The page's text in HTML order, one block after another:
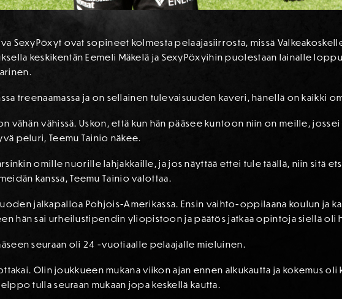
SexyPöxyt ovat sopineet kolmesta pelaajasiirrosta, missä
keskikentän Eemeli Mäkelä ja SexyPöxyihin puolestaan lainalle
treenaamassa ja on sellainen tulevaisuuden kaveri, hänellä on kaikki
vähän vähissä. Uskon, että kun hän pääsee kuntoon niin on meille,
peluri, Teemu Tainio näkee.
omille nuorille lahjakkaille, ja jos näyttää ettei tule täällä, niin sitä
kanssa, Teemu Tainio valottaa.
jalkapalloa Pohjois-Amerikassa. Ensin vaihto-oppilaana koulun ja
hän sai urheilustipendin yliopistoon ja päätös jatkaa opintoja siellä oli
seuraan oli 24 -vuotiaalle pelaajalle mieluinen.
Olin joukkueen mukana viikon ajan ennen alkukautta ja kokemus
tulla seuraan mukaan jopa keskellä kautta.